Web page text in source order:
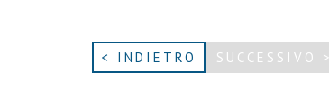
< INDIETRO SUCCESSIVO >